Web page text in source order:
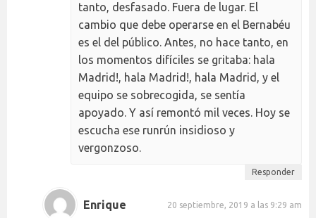
tanto, desfasado. Fuera de lugar. El
cambio que debe operarse en el Bernabéu
es el del público. Antes, no hace tanto, en
los momentos difíciles se gritaba: hala
Madrid!, hala Madrid!, hala Madrid, y el
equipo se sobrecogida, se sentía
apoyado. Y así remontó mil veces. Hoy se
escucha ese runrún insidioso y
vergonzoso.
Responder
Enrique 20 septiembre, 2019 a las 9:29 am